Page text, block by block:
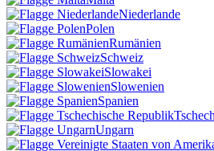
Niederlande
Polen
Rumänien
Schweiz
Slowakei
Slowenien
Spanien
Ungarn